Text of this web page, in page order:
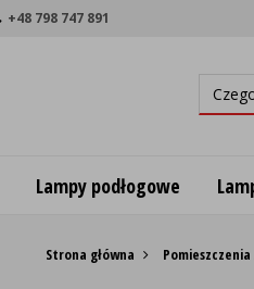
+48 798 747 891
Lampy podłogowe
Strona główna